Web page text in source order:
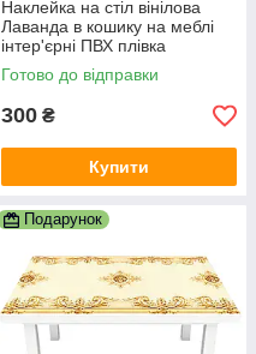
Наклейка на стіл вінілова
Лаванда в кошику на меблі
інтер'єрні ПВХ плівка
фіолетовий 600х1200 мм
Готово до відправки
300 ₴
Купити
Подарунок